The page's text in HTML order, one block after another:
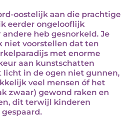
oostelijk aan die prachtige
eerder ongelooflijk
heb gesnorkeld. Je
niet voorstellen dat ten
met enorme
aan kunstschatten
in de ogen niet gunnen,
veel mensen óf het
zwaar) gewond raken en
dit terwijl kinderen